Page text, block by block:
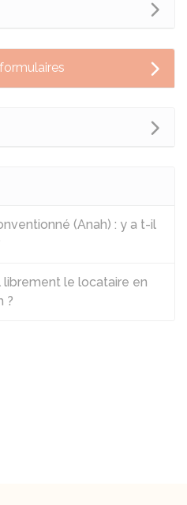
(Anah) : y a t-il
le locataire en
?